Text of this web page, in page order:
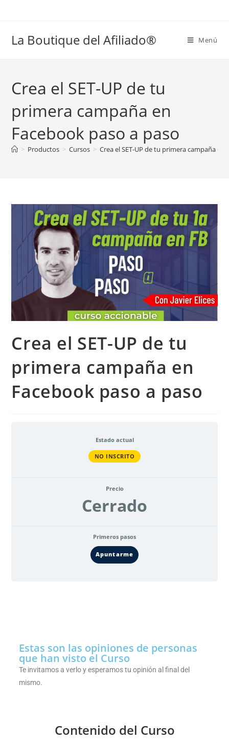
La Boutique del Afiliado® Menú
Crea el SET-UP de tu
primera campaña en
Facebook paso a paso
> Productos > Cursos > Crea el SET-UP de tu primera campaña en
Crea el SET-UP de tu
primera campaña en
Facebook paso a paso
Estado actual
NO INSCRITO
Precio
Cerrado
Primeros pasos
Apuntarme
Estas son las opiniones de personas
que han visto el Curso
Te invitamos a verlo y esperamos tu opinión al final del
mismo.
Contenido del Curso